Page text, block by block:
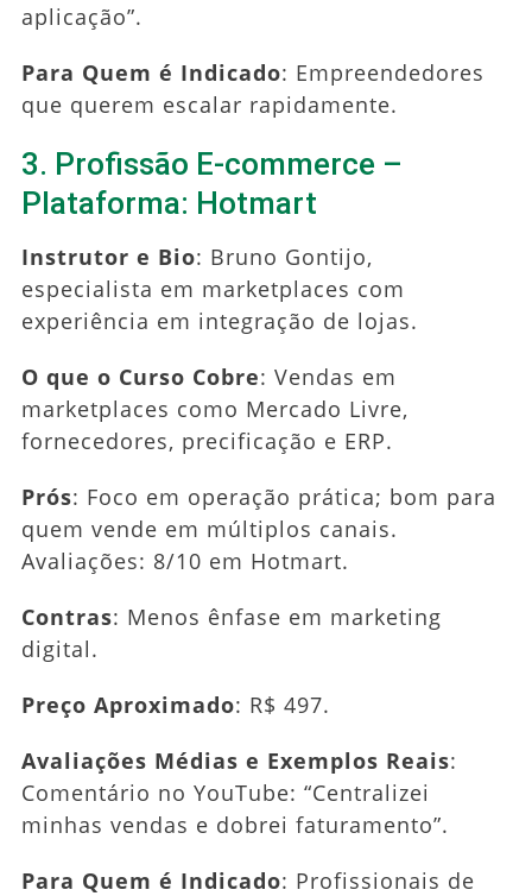
aplicação”.
Para Quem é Indicado: Empreendedores
que querem escalar rapidamente.
3. Profissão E-commerce –
Plataforma: Hotmart
Instrutor e Bio: Bruno Gontijo,
especialista em marketplaces com
experiência em integração de lojas.
O que o Curso Cobre: Vendas em
marketplaces como Mercado Livre,
fornecedores, precificação e ERP.
Prós: Foco em operação prática; bom para
quem vende em múltiplos canais.
Avaliações: 8/10 em Hotmart.
Contras: Menos ênfase em marketing
digital.
Preço Aproximado: R$ 497.
Avaliações Médias e Exemplos Reais:
Comentário no YouTube: “Centralizei
minhas vendas e dobrei faturamento”.
Para Quem é Indicado: Profissionais de